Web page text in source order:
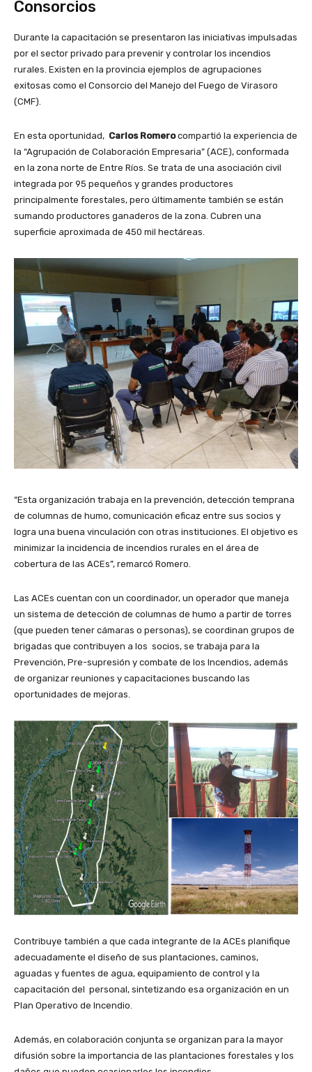
Consorcios
Durante la capacitación se presentaron las iniciativas impulsadas
por el sector privado para prevenir y controlar los incendios
rurales. Existen en la provincia ejemplos de agrupaciones
exitosas como el Consorcio del Manejo del Fuego de Virasoro
(CMF).
En esta oportunidad, Carlos Romerocompartió la experiencia de
la “Agrupación de Colaboración Empresaria” (ACE), conformada
en la zona norte de Entre Ríos. Se trata de una asociación civil
integrada por 95 pequeños y grandes productores
principalmente forestales, pero últimamente también se están
sumando productores ganaderos de la zona. Cubren una
superficie aproximada de 450 mil hectáreas.
“Esta organización trabaja en la prevención, detección temprana
de columnas de humo, comunicación eficaz entre sus socios y
logra una buena vinculación con otras instituciones. El objetivo es
minimizar la incidencia de incendios rurales en el área de
cobertura de las ACEs”, remarcó Romero.
Las ACEs cuentan con un coordinador, un operador que maneja
un sistema de detección de columnas de humo a partir de torres
(que pueden tener cámaras o personas), se coordinan grupos de
brigadas que contribuyen a los socios, se trabaja para la
Prevención, Pre-supresión y combate de los Incendios, además
de organizar reuniones y capacitaciones buscando las
oportunidades de mejoras.
Contribuye también a que cada integrante de la ACEs planifique
adecuadamente el diseño de sus plantaciones, caminos,
aguadas y fuentes de agua, equipamiento de control y la
capacitación del personal, sintetizando esa organización en un
Plan Operativo de Incendio.
Además, en colaboración conjunta se organizan para la mayor
difusión sobre la importancia de las plantaciones forestales y los